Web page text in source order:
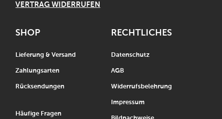
VERTRAG WIDERRUFEN
SHOP
Lieferung & Versand
Zahlungsarten
Rücksendungen
Häufige Fragen
RECHTLICHES
Datenschutz
AGB
Widerrufsbelehrung
Impressum